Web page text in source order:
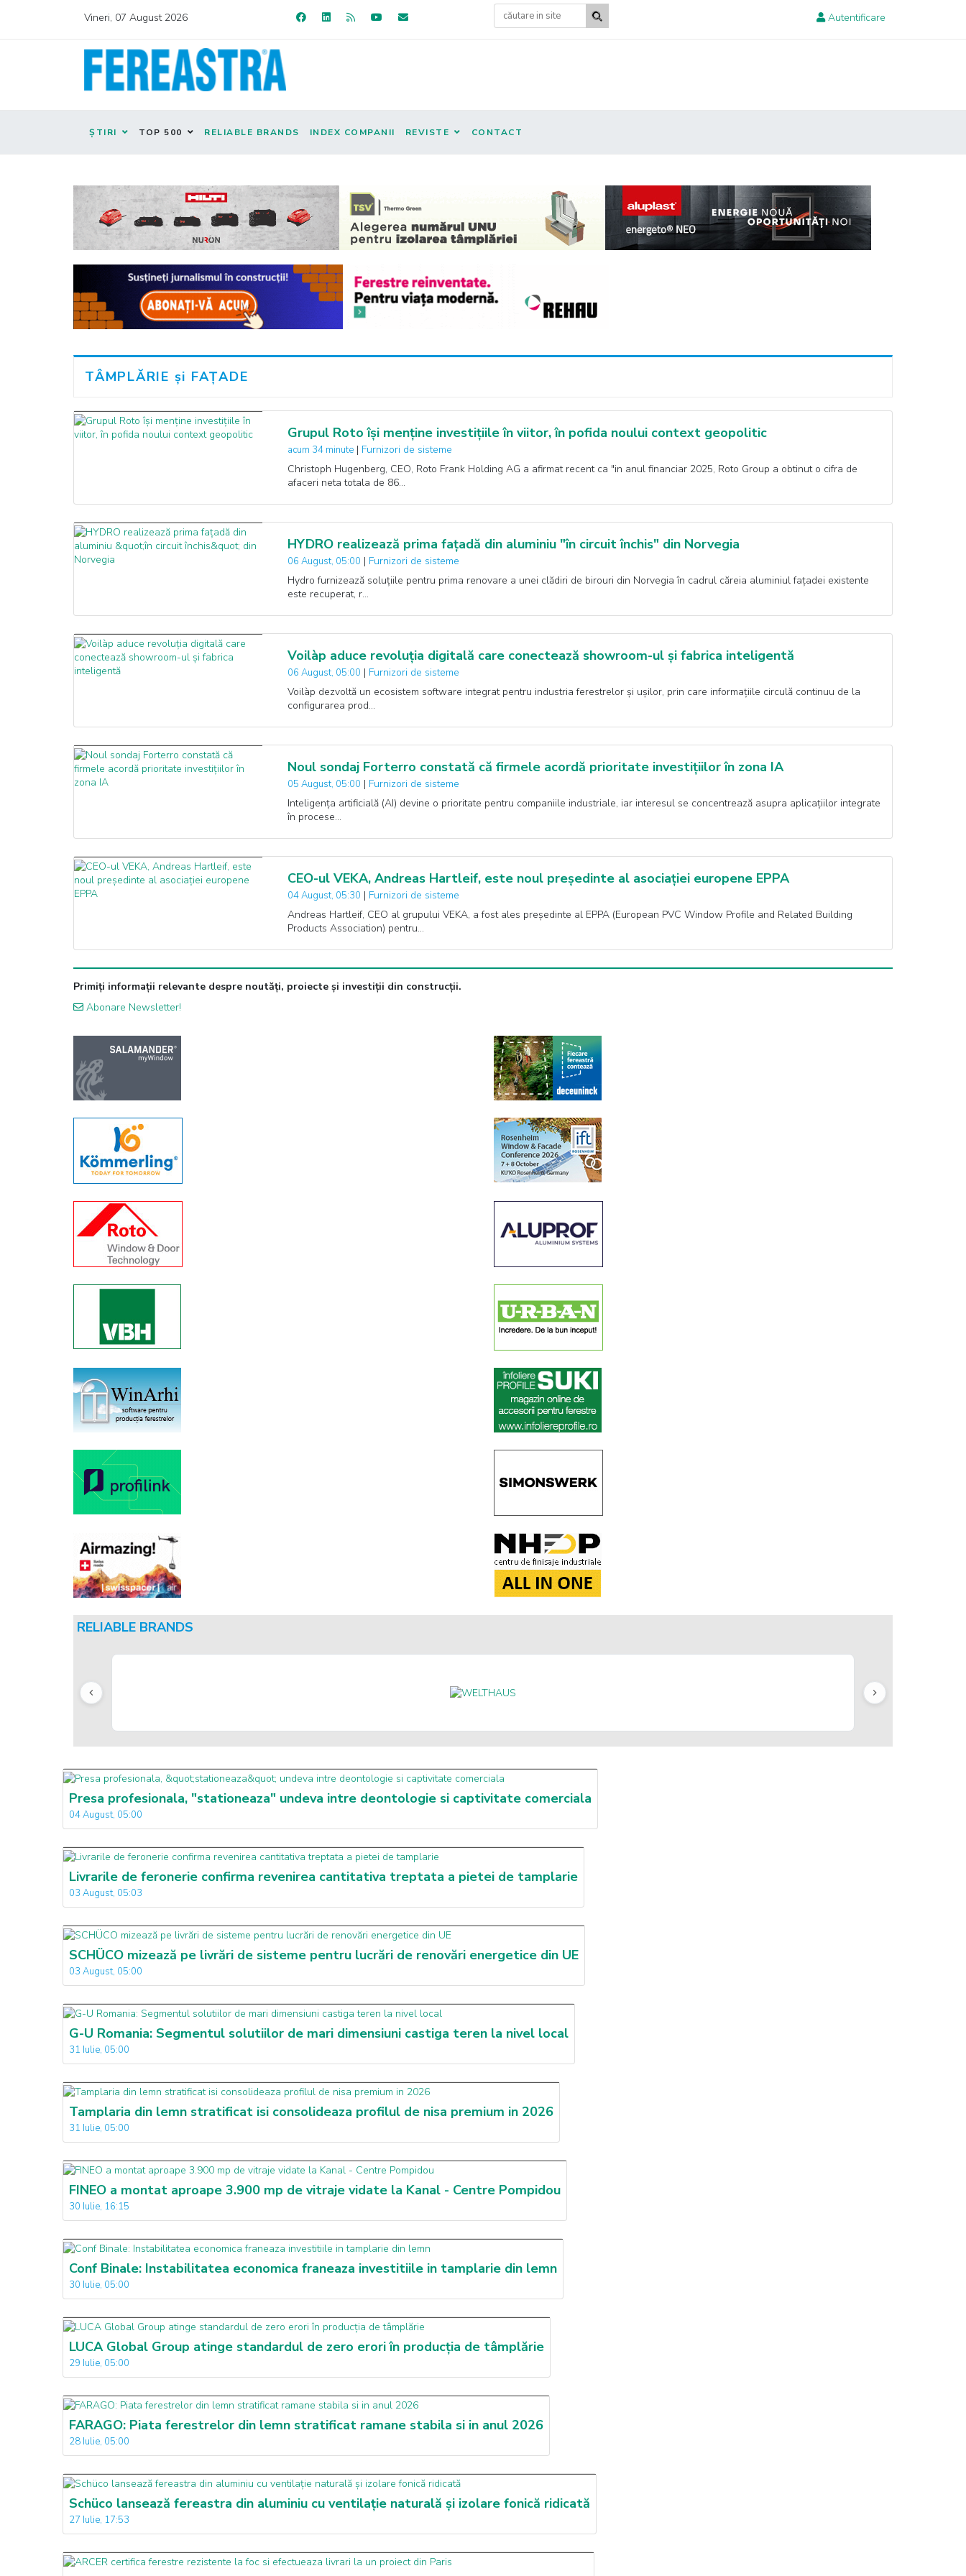
Vineri, 07 August 2026 Autentificare
ȘTIRI TOP 500 RELIABLE BRANDS INDEX COMPANII REVISTE CONTACT
TÂMPLĂRIE și FAȚADE
Grupul Roto își menține investițiile în viitor, în pofida noului context geopolitic
acum 34 minute | Furnizori de sisteme
Christoph Hugenberg, CEO, Roto Frank Holding AG a afirmat recent ca "in anul financiar 2025, Roto Group a obtinut o cifra de
afaceri neta totala de 86…
HYDRO realizează prima fațadă din aluminiu "în circuit închis" din Norvegia
06 August, 05:00 | Furnizori de sisteme
Hydro furnizează soluțiile pentru prima renovare a unei clădiri de birouri din Norvegia în cadrul căreia aluminiul fațadei existente
este recuperat, r…
Voilàp aduce revoluția digitală care conectează showroom-ul și fabrica inteligentă
06 August, 05:00 | Furnizori de sisteme
Voilàp dezvoltă un ecosistem software integrat pentru industria ferestrelor și ușilor, prin care informațiile circulă continuu de la
configurarea prod…
Noul sondaj Forterro constată că firmele acordă prioritate investițiilor în zona IA
05 August, 05:00 | Furnizori de sisteme
Inteligența artificială (AI) devine o prioritate pentru companiile industriale, iar interesul se concentrează asupra aplicațiilor integrate
în procese…
CEO-ul VEKA, Andreas Hartleif, este noul președinte al asociației europene EPPA
04 August, 05:30 | Furnizori de sisteme
Andreas Hartleif, CEO al grupului VEKA, a fost ales președinte al EPPA (European PVC Window Profile and Related Building
Products Association) pentru…
Primiți informații relevante despre noutăți, proiecte și investiții din construcții.
Abonare Newsletter!
RELIABLE BRANDS
Presa profesionala, "stationeaza" undeva intre deontologie si captivitate comerciala
04 August, 05:00
Livrarile de feronerie confirma revenirea cantitativa treptata a pietei de tamplarie
03 August, 05:03
SCHÜCO mizează pe livrări de sisteme pentru lucrări de renovări energetice din UE
03 August, 05:00
G-U Romania: Segmentul solutiilor de mari dimensiuni castiga teren la nivel local
31 Iulie, 05:00
Tamplaria din lemn stratificat isi consolideaza profilul de nisa premium in 2026
31 Iulie, 05:00
FINEO a montat aproape 3.900 mp de vitraje vidate la Kanal - Centre Pompidou
30 Iulie, 16:15
Conf Binale: Instabilitatea economica franeaza investitiile in tamplarie din lemn
30 Iulie, 05:00
LUCA Global Group atinge standardul de zero erori în producția de tâmplărie
29 Iulie, 05:00
FARAGO: Piata ferestrelor din lemn stratificat ramane stabila si in anul 2026
28 Iulie, 05:00
Schüco lansează fereastra din aluminiu cu ventilație naturală și izolare fonică ridicată
27 Iulie, 17:53